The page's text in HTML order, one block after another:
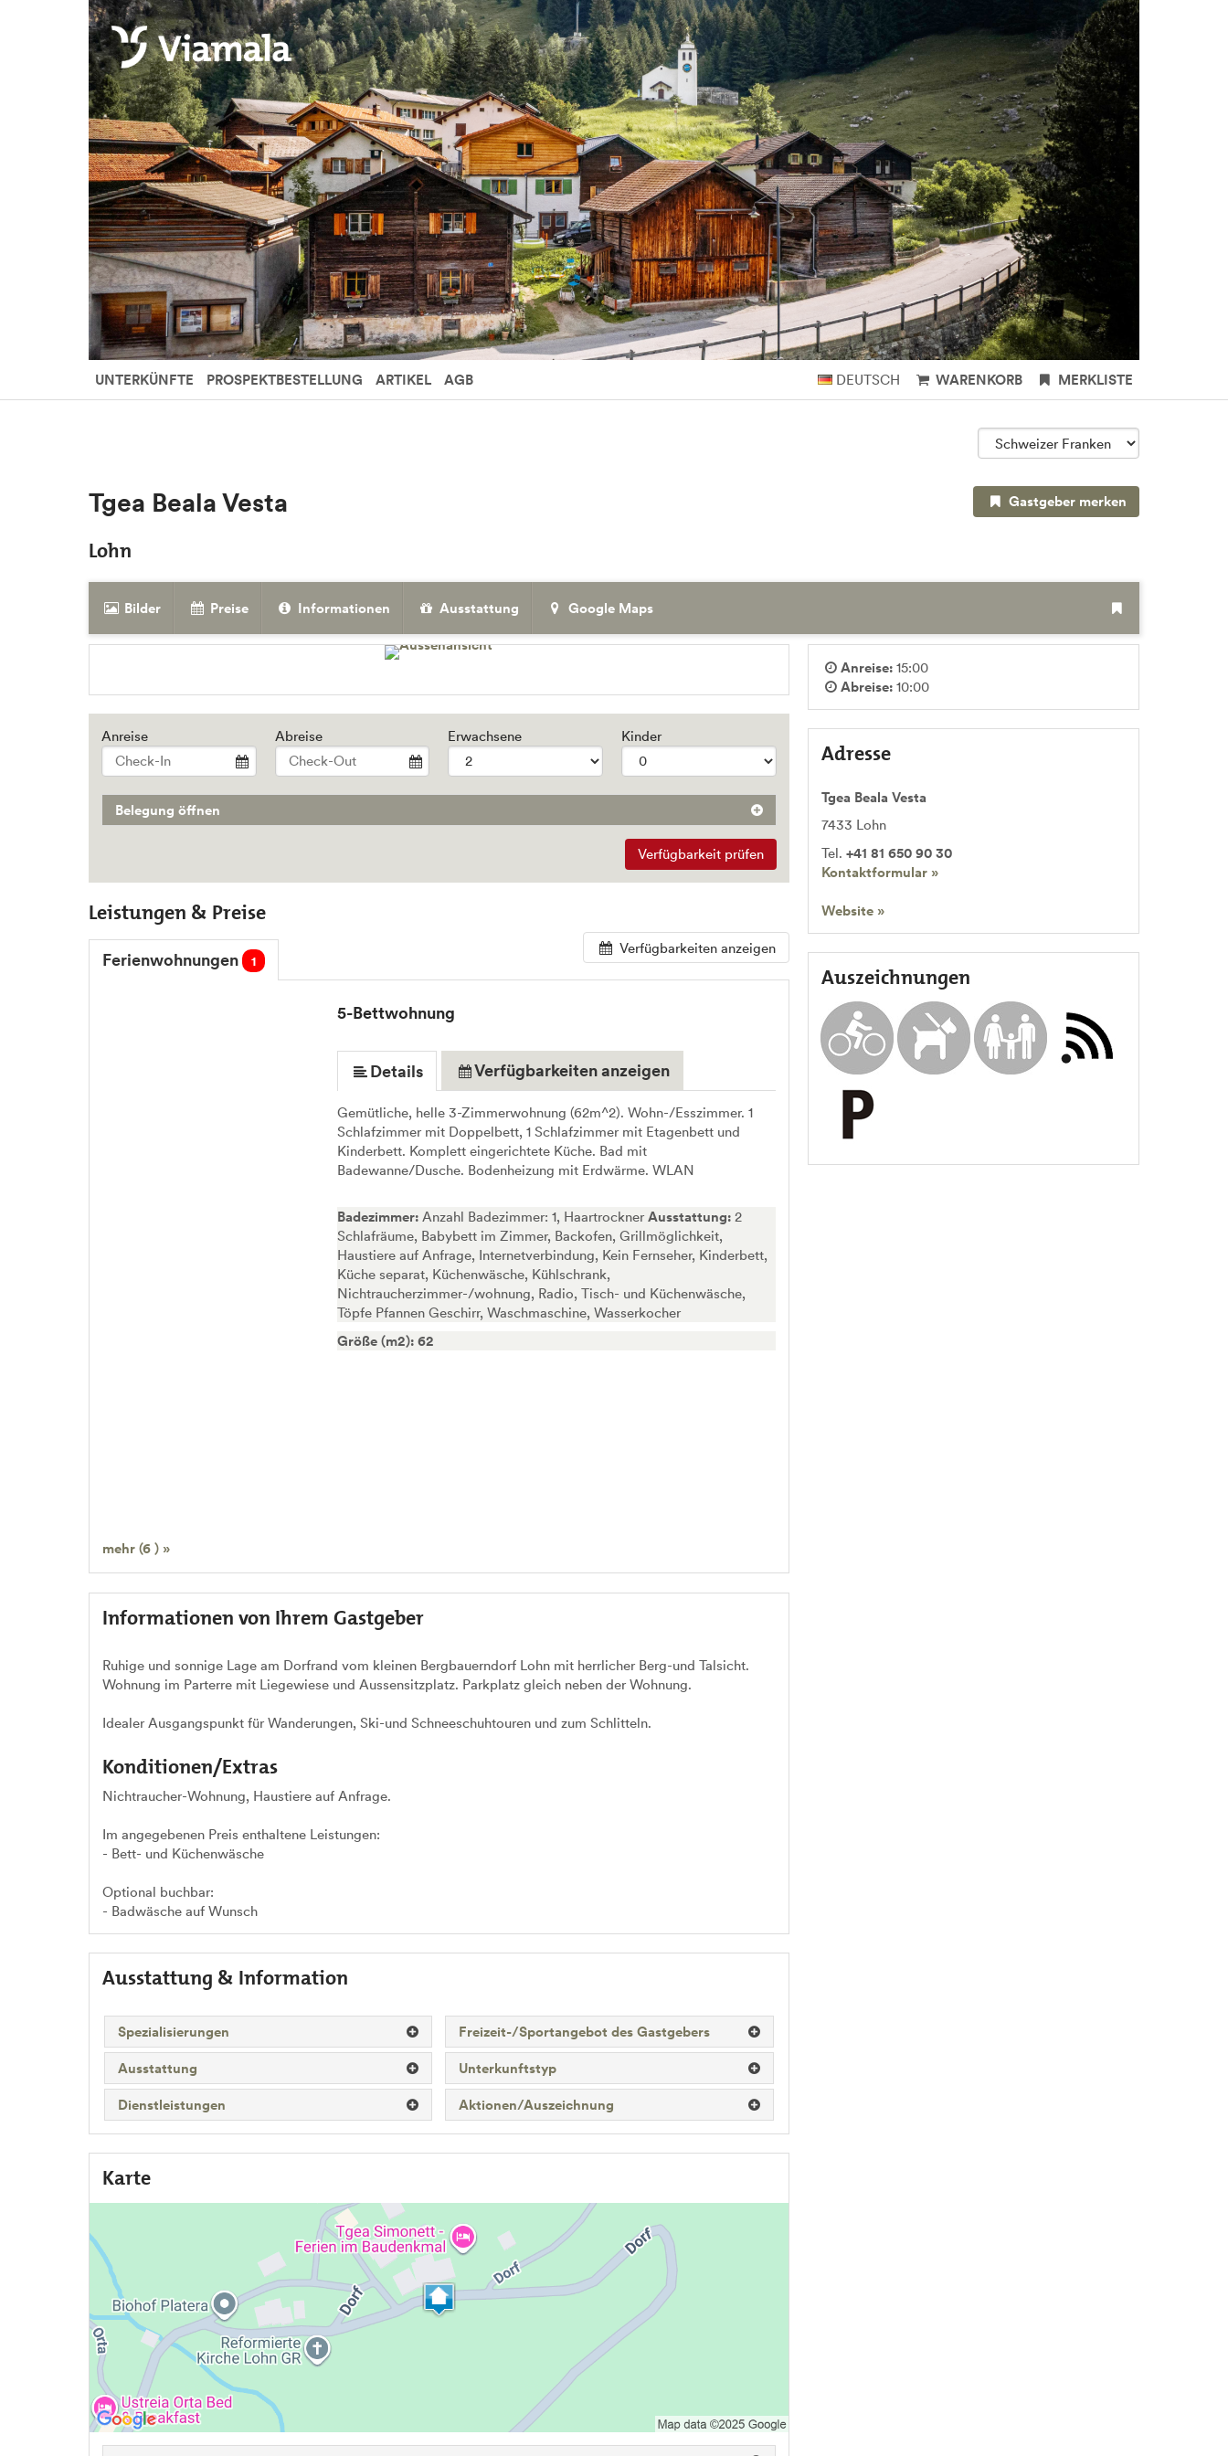
DEUTSCH WARENKORB MERKLISTE
UNTERKÜNFTE PROSPEKTBESTELLUNG ARTIKEL AGB
Tgea Beala Vesta Gastgeber merken
Lohn
Bilder Preise Informationen Ausstattung Google Maps
Anreise Abreise Erwachsene Kinder
Belegung öffnen
Verfügbarkeit prüfen
Verfügbarkeiten anzeigen
Leistungen & Preise
Ferienwohnungen 1
mehr (6 ) »
5-Bettwohnung
Details Verfügbarkeiten anzeigen
Gemütliche, helle 3-Zimmerwohnung (62m^2). Wohn-/Esszimmer. 1
Schlafzimmer mit Doppelbett, 1 Schlafzimmer mit Etagenbett und
Kinderbett. Komplett eingerichtete Küche. Bad mit
Badewanne/Dusche. Bodenheizung mit Erdwärme. WLAN
Badezimmer:Anzahl Badezimmer: 1, Haartrockner Ausstattung:2
Schlafräume, Babybett im Zimmer, Backofen, Grillmöglichkeit,
Haustiere auf Anfrage, Internetverbindung, Kein Fernseher, Kinderbett,
Küche separat, Küchenwäsche, Kühlschrank,
Nichtraucherzimmer-/wohnung, Radio, Tisch- und Küchenwäsche,
Töpfe Pfannen Geschirr, Waschmaschine, Wasserkocher
Größe (m2): 62
Informationen von Ihrem Gastgeber
Ruhige und sonnige Lage am Dorfrand vom kleinen Bergbauerndorf Lohn mit herrlicher Berg-und Talsicht.
Wohnung im Parterre mit Liegewiese und Aussensitzplatz. Parkplatz gleich neben der Wohnung.
Idealer Ausgangspunkt für Wanderungen, Ski-und Schneeschuhtouren und zum Schlitteln.
Konditionen/Extras
Nichtraucher-Wohnung, Haustiere auf Anfrage.
Im angegebenen Preis enthaltene Leistungen:
- Bett- und Küchenwäsche
Optional buchbar:
- Badwäsche auf Wunsch
Ausstattung & Information
Spezialisierungen Freizeit-/Sportangebot des Gastgebers
Ausstattung Unterkunftstyp
Dienstleistungen Aktionen/Auszeichnung
Karte
Anreise:15:00
Abreise:10:00
Adresse
Tgea Beala Vesta
7433 Lohn
Tel. +41 81 650 90 30
Kontaktformular »
Website »
Auszeichnungen